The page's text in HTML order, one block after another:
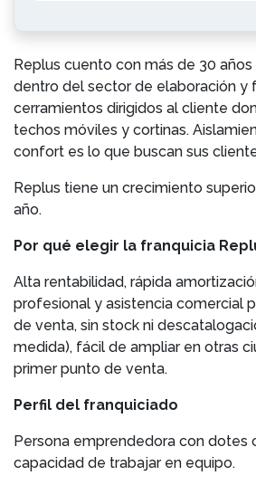
Replus cuento con más de 30
dentro del sector de elaboración y
cerramientos dirigidos al cliente
techos móviles y cortinas.
confort es lo que buscan sus
Replus tiene un crecimiento
año.
Por qué elegir la franquicia
Alta rentabilidad, rápida
profesional y asistencia comercial
de venta, sin stock ni
medida), fácil de ampliar en otras
primer punto de venta.
Perfil del franquiciado
Persona emprendedora con dotes
capacidad de trabajar en equipo.